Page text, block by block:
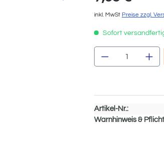
inkl. MwSt Preise zzgl.
Sofort
Produkt
Artikel-Nr.:
Warnhinweis &